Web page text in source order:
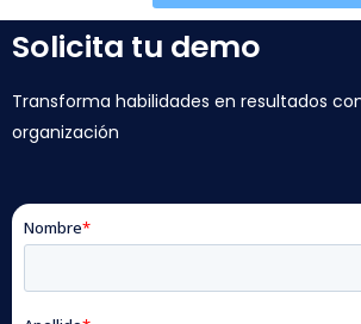
Solicita tu demo
Transforma habilidades en resultados
organización